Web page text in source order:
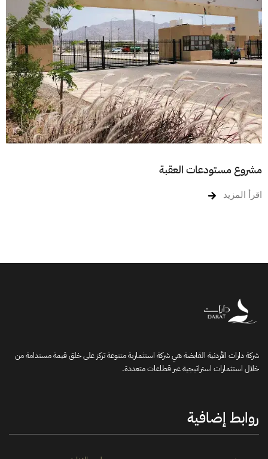
مشروع مستودعات العقبة
اقرأ المزيد
شركة دارات الأردنية القابضة هي شركة استثمارية متنوعة تركز على خلق قيمة مستدامة من
خلال استثمارات استراتيجية عبر قطاعات متعددة.
روابط إضافية